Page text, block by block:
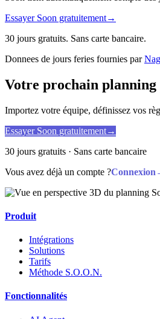
Essayer Soon gratuitement→
30 jours gratuits. Sans carte bancaire.
Donnees de jours feries fournies par
Votre prochain planning
Importez votre équipe, définissez vos
Essayer Soon gratuitement→
30 jours gratuits · Sans carte bancaire
Vous avez déjà un compte ?Connexion
Produit
Intégrations
Solutions
Tarifs
Méthode S.O.O.N.
Fonctionnalités